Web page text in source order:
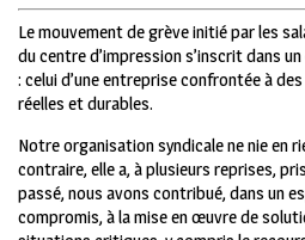
Le mouvement de grève initié par les
du centre d’impression s’inscrit dans
: celui d’une entreprise confrontée à
réelles et durables.
Notre organisation syndicale ne nie en
contraire, elle a, à plusieurs reprises,
passé, nous avons contribué, dans un
compromis, à la mise en œuvre de